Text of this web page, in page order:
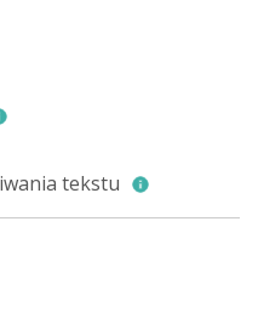
tekstu